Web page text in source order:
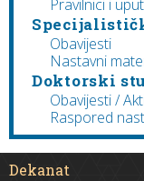
Pravilnici i
Obavijesti
Nastavni
Doktorski
Obavijesti /
Raspored
Dekanat